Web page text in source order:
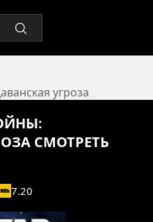
угроза
СМОТРЕТЬ
7.20